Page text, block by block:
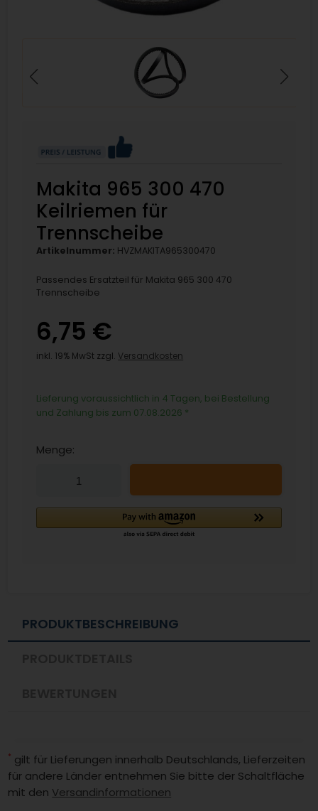
Makita 965 300 470
Keilriemen für
Trennscheibe
Artikelnummer: HVZMAKITA965300470
Passendes Ersatzteil für Makita 965 300 470
Trennscheibe
6,75 €
inkl. 19% MwSt zzgl. Versandkosten
Lieferung voraussichtlich in 4 Tagen, bei Bestellung
und Zahlung bis zum 07.08.2026 *
Menge:
Down
PRODUKTBESCHREIBUNG
* gilt für Lieferungen innerhalb Deutschlands, Lieferzeiten
für andere Länder entnehmen Sie bitte der Schaltfläche
mit den Versandinformationen